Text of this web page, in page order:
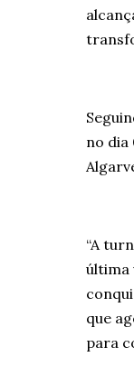
no dia
“A
última
que
para